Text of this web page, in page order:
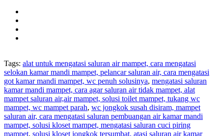
Tags: alat untuk mengatasi saluran air mampet, cara mengatasi
selokan kamar mandi mampet, pelancar saluran air, cara mengatasi
got kamar mandi mampet, wc penuh solusinya, mengatasi saluran
kamar mandi mampet, cara agar saluran air tidak mampet, alat
mampet saluran air,air mampet, solusi toilet mampet, tukang wc
mampet, wc mampet parah, wc jongkok susah disiram, mampet
saluran air, cara mengatasi saluran pembuangan air kamar mandi
mampet, solusi kloset mampet, mengatasi saluran cuci piring
mampet, solusi kloset jongkok tersumbat, atasi saluran air kamar